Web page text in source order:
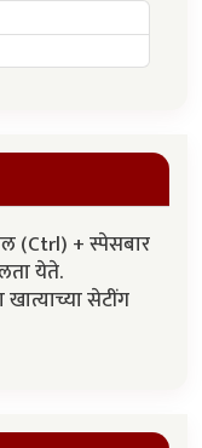
(Ctrl) + स्पेसबार
येते.
सेटींग